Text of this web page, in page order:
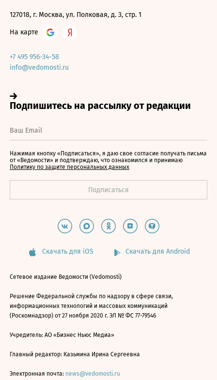
127018, г. Москва, ул. Полковая, д. 3, стр. 1
На карте
+7 495 956-34-58
info@vedomosti.ru
Нажимая кнопку «Подписаться», я даю свое согласие получать письма
от «Ведомости» и подтверждаю, что ознакомился и принимаю
Политику по защите персональных данных
Скачать для iOS Скачать для Android
Сетевое издание Ведомости (Vedomosti)
Решение Федеральной службы по надзору в сфере связи,
информационных технологий и массовых коммуникаций
(Роскомнадзор) от 27 ноября 2020 г. ЭЛ № ФС 77-79546
Учредитель: АО «Бизнес Ньюс Медиа»
Главный редактор: Казьмина Ирина Сергеевна
Электронная почта: news@vedomosti.ru